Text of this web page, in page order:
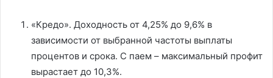
«Кредо». Доходность от 4,25% до 9,6% в
зависимости от выбранной частоты выплаты
процентов и срока. С паем – максимальный профит
вырастает до 10,3%.